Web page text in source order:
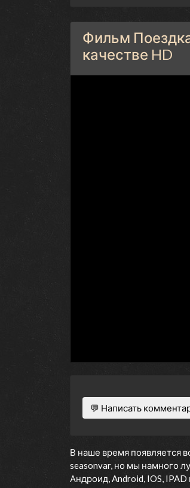
Фильм
качестве HD
💬 Написать
В наше время появляется
seasonvar, но мы намного
Андроид, Android, IOS,